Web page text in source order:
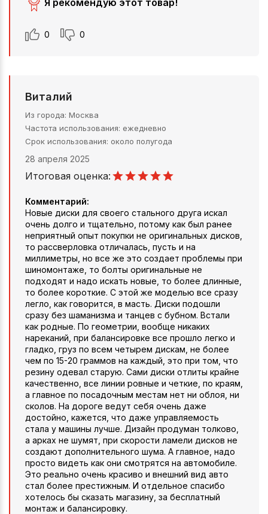
0 0
Виталий
Из города Москва
Частота использования ежедневно
Срок использования около полугода
28 апреля 2025
Итоговая оценка:
Комментарий:
Новые диски для своего стального друга искал
очень долго и тщательно, потому как был ранее
неприятный опыт покупки не оригинальных дисков,
то рассверловка отличалась, пусть и на
миллиметры, но все же это создает проблемы при
шиномонтаже, то болты оригинальные не
подходят и надо искать новые, то более длинные,
то более короткие. С этой же моделью все сразу
легло, как говорится, в масть. Диски подошли
сразу без шаманизма и танцев с бубном. Встали
как родные. По геометрии, вообще никаких
нареканий, при балансировке все прошло легко и
гладко, груз по всем четырем дискам, не более
чем по 15-20 граммов на каждый, это при том, что
резину одевал старую. Сами диски отлиты крайне
качественно, все линии ровные и четкие, по краям,
а главное по посадочным местам нет ни облоя, ни
сколов. На дороге ведут себя очень даже
достойно, кажется, что даже управляемость
стала у машины лучше. Дизайн продуман толково,
а арках не шумят, при скорости ламели дисков не
создают дополнительного шума. А главное, надо
просто видеть как они смотрятся на автомобиле.
Это реально очень красиво и внешний вид авто
стал более престижным. И отдельное спасибо
хотелось бы сказать магазину, за бесплатный
монтаж и балансировку.